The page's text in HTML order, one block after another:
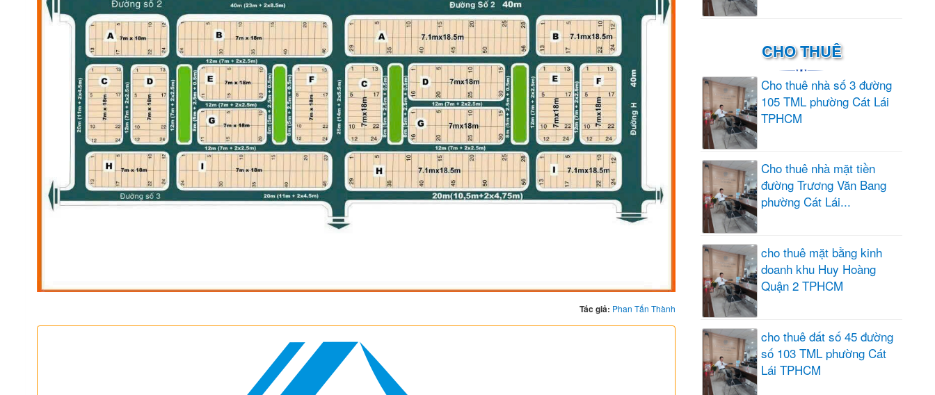
Tác giả: Phan Tấn Thành
CHO THUÊ
Cho thuê nhà số 3 đường
105 TML phường Cát Lái
TPHCM
Cho thuê nhà mặt tiền
đường Trương Văn Bang
phường Cát Lái...
cho thuê mặt bằng kinh
doanh khu Huy Hoàng
Quận 2 TPHCM
cho thuê đất số 45 đường
số 103 TML phường Cát
Lái TPHCM